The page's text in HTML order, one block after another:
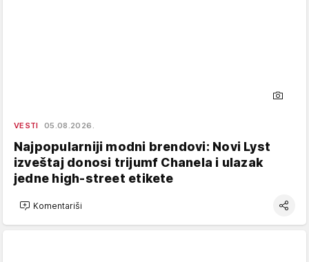
VESTI 05.08.2026.
Najpopularniji modni brendovi: Novi Lyst
izveštaj donosi trijumf Chanela i ulazak
jedne high-street etikete
Komentariši